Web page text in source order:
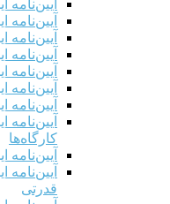
آیین‌نامه
آیین‌نامه
کارگاه‌ها
آیین‌نامه
قدرتی